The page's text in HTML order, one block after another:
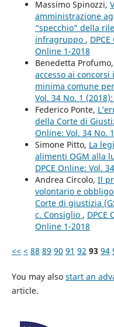
Massimo Spinozzi,
amministrazione
“specchio” della
infragruppo ,
Online 1-2018
Benedetta Profumo,
accesso ai
minima comune
Vol. 34 No. 1
Federico Ponte,
della Corte di
Online: Vol. 34 No.
Simone Pitto, La
alimenti OGM alla
DPCE Online: Vol.
Andrea Circolo, Il
volontario e
Corte di giustizia
c. Consiglio , DPCE
Online 1-2018
<< < 88 89 90 91 92 93 94
You may also start an
article.